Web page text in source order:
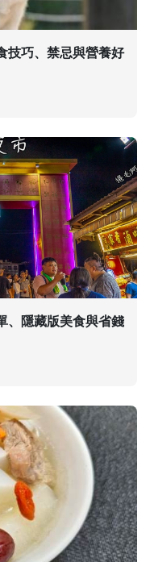
技巧、禁忌與營養好
、隱藏版美食與省錢